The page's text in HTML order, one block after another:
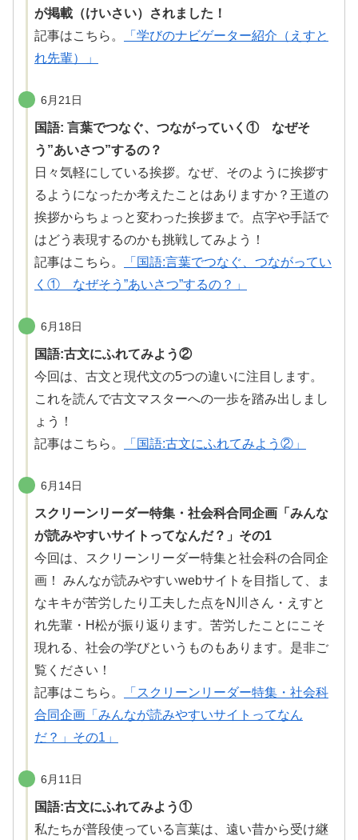
が掲載（けいさい）されました！
記事はこちら。
「学びのナビゲーター紹介（えすと
れ先輩）」
6月21日
国語: 言葉でつなぐ、つながっていく① なぜそ
う”あいさつ”するの？
日々気軽にしている挨拶。なぜ、そのように挨拶す
るようになったか考えたことはありますか？王道の
挨拶からちょっと変わった挨拶まで。点字や手話で
はどう表現するのかも挑戦してみよう！
記事はこちら。
「国語:言葉でつなぐ、つながってい
く① なぜそう”あいさつ”するの？」
6月18日
国語:古文にふれてみよう②
今回は、古文と現代文の5つの違いに注目します。
これを読んで古文マスターへの一歩を踏み出しまし
ょう！
記事はこちら。
「国語:古文にふれてみよう②」
6月14日
スクリーンリーダー特集・社会科合同企画「みんな
が読みやすいサイトってなんだ？」その1
今回は、スクリーンリーダー特集と社会科の合同企
画！ みんなが読みやすいwebサイトを目指して、ま
なキキが苦労したり工夫した点をN川さん・えすと
れ先輩・H松が振り返ります。苦労したことにこそ
現れる、社会の学びというものもあります。 是非ご
覧 ください！
記事はこちら。
「スクリーンリーダー特集・社会科
合同企画「みんなが読みやすいサイトってなん
だ？」その1」
6月11日
国語:古文にふれてみよう①
私たちが普段使っている言葉は、遠い昔から受け継